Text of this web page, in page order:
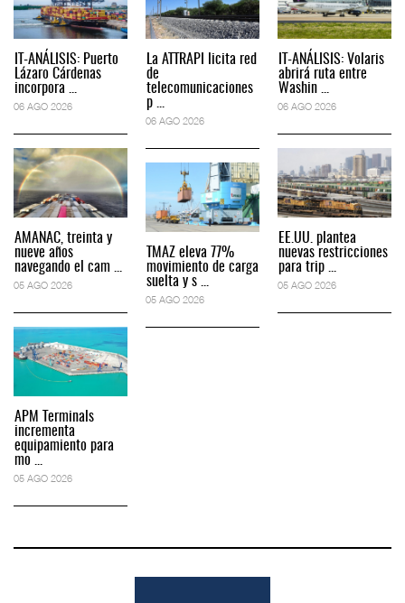
IT-ANÁLISIS: Puerto
Lázaro Cárdenas
incorpora ...
06 AGO 2026
AMANAC, treinta y
nueve años
navegando el cam ...
05 AGO 2026
APM Terminals
incrementa
equipamiento para
mo ...
05 AGO 2026
La ATTRAPI licita red
de
telecomunicaciones
p ...
06 AGO 2026
TMAZ eleva 77%
movimiento de carga
suelta y s ...
05 AGO 2026
IT-ANÁLISIS: Volaris
abrirá ruta entre
Washin ...
06 AGO 2026
EE.UU. plantea
nuevas restricciones
para trip ...
05 AGO 2026